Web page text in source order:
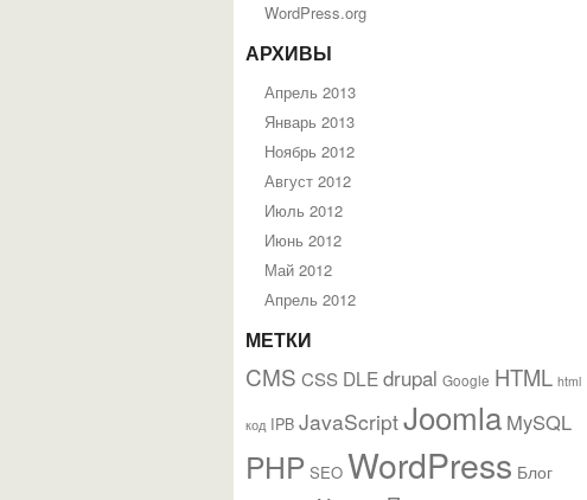
WordPress.org
АРХИВЫ
Апрель 2013
Январь 2013
Ноябрь 2012
Август 2012
Июль 2012
Июнь 2012
Май 2012
Апрель 2012
МЕТКИ
CMS CSS DLEdrupal Google HTML html
код IPB JavaScriptJoomla MySQL
PHP SEO WordPress Блог